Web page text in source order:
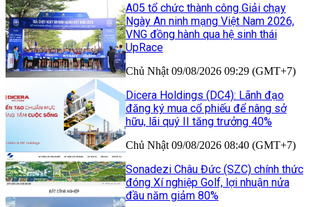
A05 tổ chức thành công Giải chạy
Ngày An ninh mạng Việt Nam 2026,
VNG đồng hành qua hệ sinh thái
UpRace
Chủ Nhật 09/08/2026 09:29 (GMT+7)
Dicera Holdings (DC4): Lãnh đạo
đăng ký mua cổ phiếu để nâng sở
hữu, lãi quý II tăng trưởng 40%
Chủ Nhật 09/08/2026 08:40 (GMT+7)
Sonadezi Châu Đức (SZC) chính thức
đóng Xí nghiệp Golf, lợi nhuận nửa
đầu năm giảm 80%